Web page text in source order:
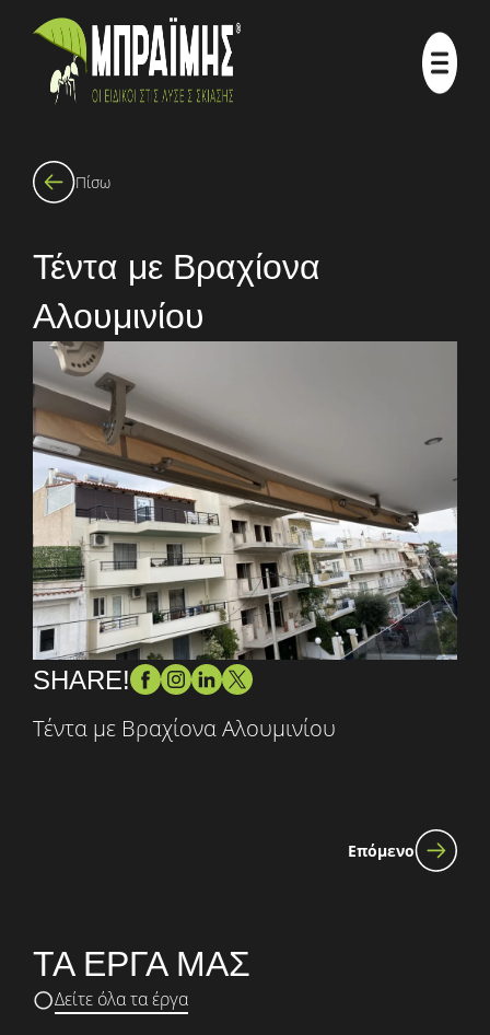
Πίσω
Τέντα με Βραχίονα
Αλουμινίου
SHARE!
Τέντα με Βραχίονα Αλουμινίου
Επόμενο
ΤΑ ΕΡΓΑ ΜΑΣ
Δείτε όλα τα έργα